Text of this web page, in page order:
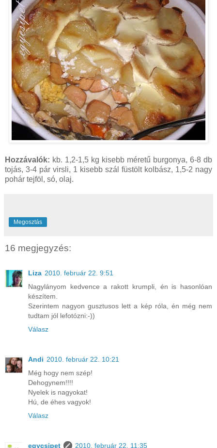
Hozzávalók: kb. 1,2-1,5 kg kisebb méretű burgonya, 6-8 db
tojás, 3-4 pár virsli, 1 kisebb szál füstölt kolbász, 1,5-2 nagy
pohár tejföl, só, olaj.
Megosztás
16 megjegyzés:
Liza 2010. február 22. 9:51
Nagylányom kedvence a rakott krumpli, én is hasonlóan
készítem.
Szerintem nagyon gusztusos lett a kép róla, én még nem
tudtam jól lefotózni:-))
Válasz
Andi 2010. február 22. 10:21
Még hogy nem szép!
Dehogynem!!!!
Nyelek is nagyokat!
Hú, de éhes vagyok!
Válasz
egycsipet 2010. február 22. 11:35